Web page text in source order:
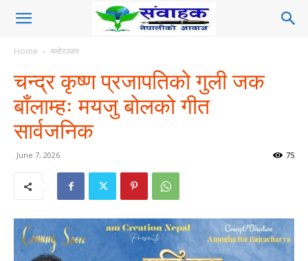
Home मनोरञ्जन
चन्द्र कृष्ण प्रजापतिको गुली जक
बाँलाम्हः मयजु बोलको गीत
सार्वजनिक
June 7, 2026 75